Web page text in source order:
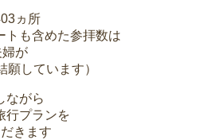
ヵ所
トも含めた参拝数は
が
願しています）
ながら
行プランを
きます